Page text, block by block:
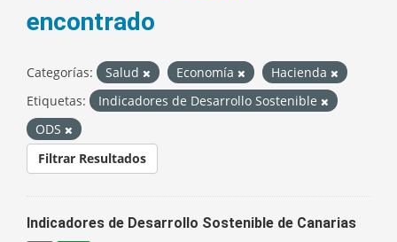
encontrado
Categorías: Salud Economía
Hacienda
Etiquetas:
Indicadores de Desarrollo Sostenible
ODS
Filtrar Resultados
Indicadores de Desarrollo Sostenible de Canarias